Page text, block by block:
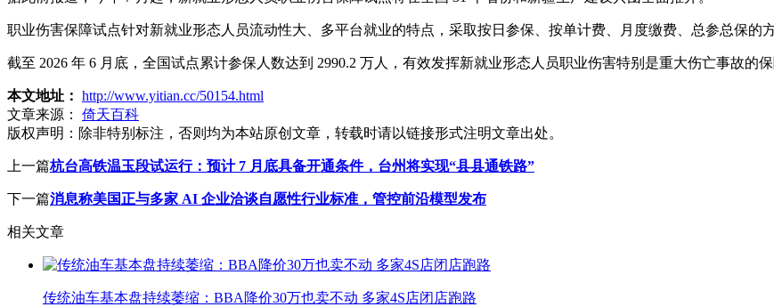
职业伤害保障试点针对新就业形态人员流动性大、多平台就业的特点，采取按日参保、按单计费、月度缴费、总参总保的
截至 2026 年 6 月底，全国试点累计参保人数达到 2990.2 万人，有效发挥新就业形态人员职业伤害特别是重大伤亡事故的保
本文地址： http://www.yitian.cc/50154.html
文章来源：
倚天百科
版权声明： 除非特别标注，否则均为本站原创文章，转载时请以链接形式注明文章出处。
上一篇杭台高铁温玉段试运行：预计 7 月底具备开通条件，台州将实现“县县通铁路”
下一篇消息称美国正与多家 AI 企业洽谈自愿性行业标准，管控前沿模型发布
相关文章
传统油车基本盘持续萎缩：BBA降价30万也卖不动 多家4S店闭店跑路